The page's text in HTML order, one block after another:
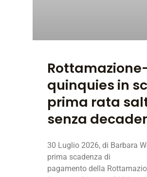
quinquies in
prima rata
senza
30 Luglio 2026, di Barbara
prima scadenza di
pagamento della